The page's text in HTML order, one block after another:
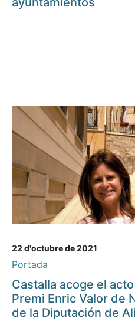
22 d'octubre de 2021
Portada
Castalla acoge el
Premi Enric Valor de
de la Diputación de